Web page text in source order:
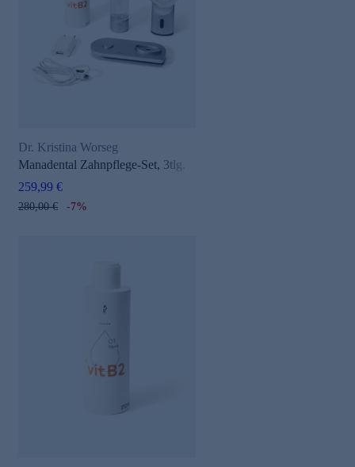
Dr. Kristina Worseg
Manadental Zahnpflege-Set, 3tlg.
259,99 €
280,00 € -7%